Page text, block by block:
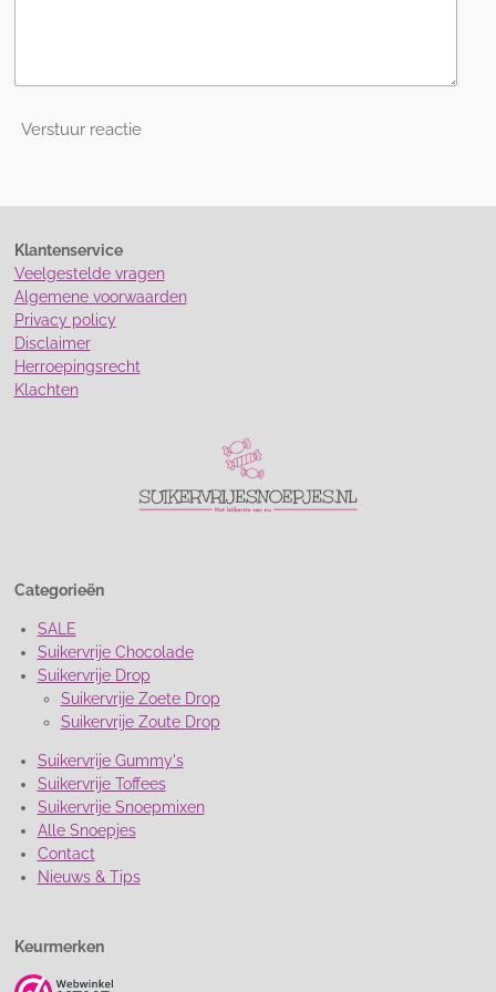
Verstuur reactie
Klantenservice
Veelgestelde vragen
Algemene voorwaarden
Privacy policy
Disclaimer
Herroepingsrecht
Klachten
Categorieën
SALE
Suikervrije Chocolade
Suikervrije Drop
Suikervrije Zoete Drop
Suikervrije Zoute Drop
Suikervrije Gummy's
Suikervrije Toffees
Suikervrije Snoepmixen
Alle Snoepjes
Contact
Nieuws & Tips
Keurmerken